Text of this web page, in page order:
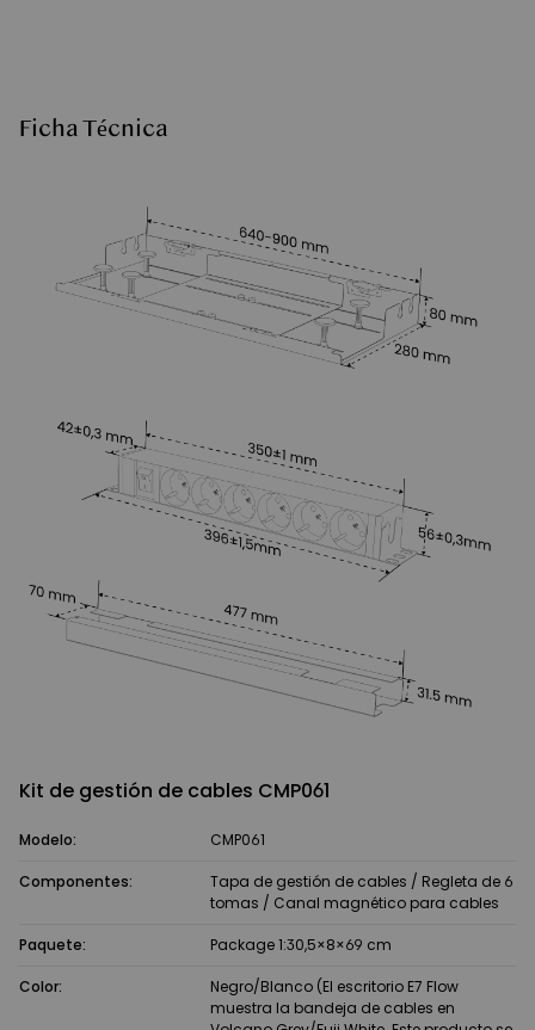
Ficha Técnica
Kit de gestión de cables CMP061
Modelo: CMP061
Componentes:
Tapa de gestión de cables / Regleta de 6
tomas / Canal magnético para cables
Paquete: Package 1:30,5×8×69 cm
Color:
Negro/Blanco (El escritorio E7 Flow
muestra la bandeja de cables en